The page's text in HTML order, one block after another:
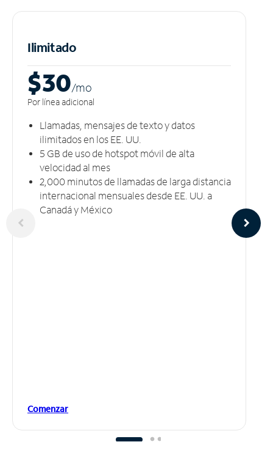
Ilimitado
$30/mo
Por línea adicional
Llamadas, mensajes de texto y datos
ilimitados en los EE. UU.
5 GB​​​​​​​ de uso de hotspot móvil ​​​​​​​de alta
velocidad al mes
2,000 minutos de llamadas de larga distancia
internacional mensuales desde EE. UU. a
Canadá y México
Comenzar